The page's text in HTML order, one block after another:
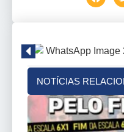
NOTÍCIAS